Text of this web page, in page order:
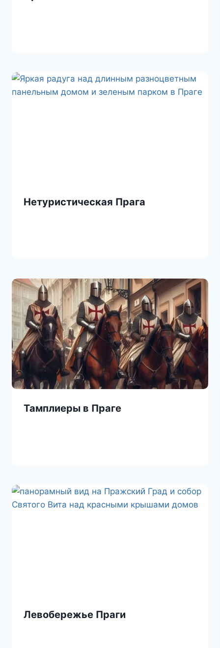
Нетуристическая Прага
Тамплиеры в Праге
Левобережье Праги